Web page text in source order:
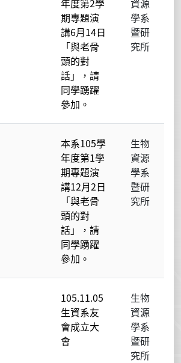
年度第2學
期專題演
講6月14日
「與老骨
頭的對
話」，請
同學踴躍
參加。
資源
學系
暨研
究所
本系105學
年度第1學
期專題演
講12月2日
「與老骨
頭的對
話」，請
同學踴躍
參加。
生物
資源
學系
暨研
究所
105.11.05
生資系友
會成立大
會
生物
資源
學系
暨研
究所